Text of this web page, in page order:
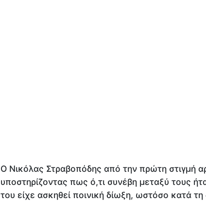
Ο Νικόλας Στραβοπόδης από την πρώτη στιγμή
υποστηρίζοντας πως ό,τι συνέβη μεταξύ τους
του είχε ασκηθεί ποινική δίωξη, ωστόσο κατά τη